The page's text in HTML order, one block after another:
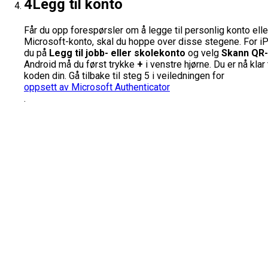
4Legg til konto
Får du opp forespørsler om å legge til personlig konto
Microsoft-konto, skal du hoppe over disse stegene. For
du på Legg til jobb- eller skolekonto og velg Skann
Android må du først trykke + i venstre hjørne. Du er nå
koden din. Gå tilbake til steg 5 i veiledningen for
oppsett av Microsoft Authenticator
.